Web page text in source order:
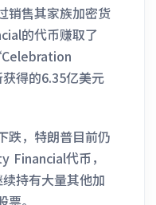
销售其家族加密货
的代币赚取了
得的6.35亿美元
跌，特朗普目前仍
Financial代币，
持有大量其他加